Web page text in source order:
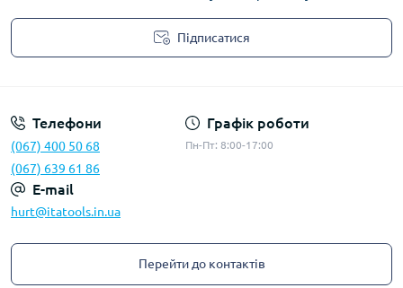
Підписатися
Телефони
(067) 400 50 68
(067) 639 61 86
Графік роботи
Пн-Пт: 8:00-17:00
E-mail
hurt@itatools.in.ua
Перейти до контактів